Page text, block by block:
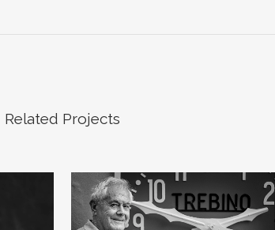
Related Projects